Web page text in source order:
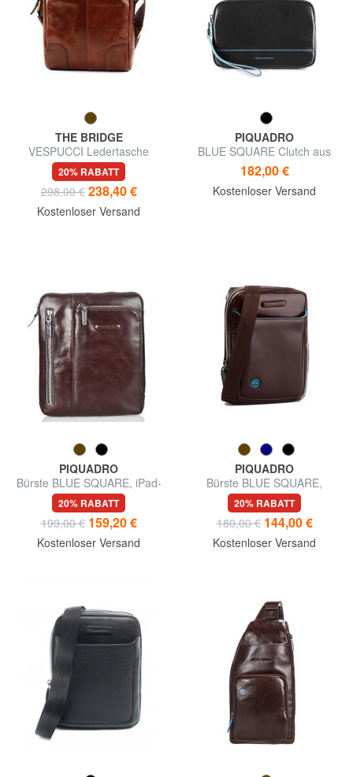
THE BRIDGE
VESPUCCI Ledertasche
20% RABATT
298,00 € 238,40 €
Kostenloser Versand
PIQUADRO
BLUE SQUARE Clutch aus
Leder mit Manschette
182,00 €
Kostenloser Versand
PIQUADRO
Bürste BLUE SQUARE, iPad-
Halter
20% RABATT
199,00 € 159,20 €
Kostenloser Versand
PIQUADRO
Bürste BLUE SQUARE,
Tablet-Halter, aus Leder
20% RABATT
180,00 € 144,00 €
Kostenloser Versand